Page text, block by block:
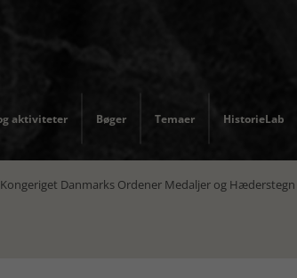
aktiviteter Bøger Temaer HistorieLab
Kongeriget Danmarks Ordener Medaljer og Hæderstegn